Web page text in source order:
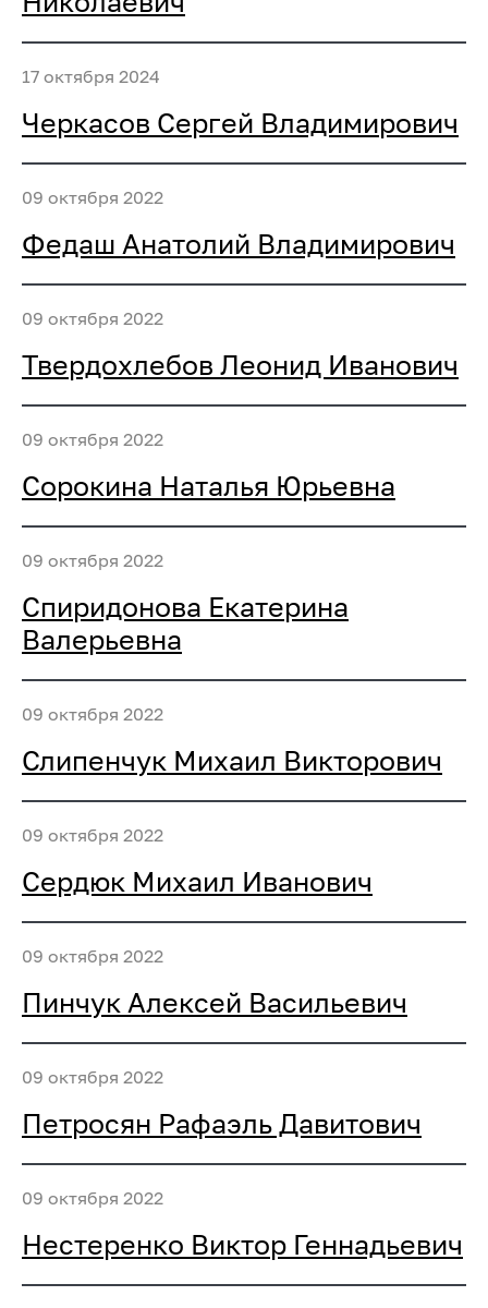
17 октября 2024
Черкасов Сергей Владимирович
09 октября 2022
Федаш Анатолий Владимирович
09 октября 2022
Твердохлебов Леонид Иванович
09 октября 2022
Сорокина Наталья Юрьевна
09 октября 2022
Спиридонова Екатерина
Валерьевна
09 октября 2022
Слипенчук Михаил Викторович
09 октября 2022
Сердюк Михаил Иванович
09 октября 2022
Пинчук Алексей Васильевич
09 октября 2022
Петросян Рафаэль Давитович
09 октября 2022
Нестеренко Виктор Геннадьевич